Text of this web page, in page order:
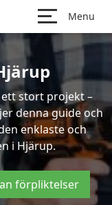
Menu
stort projekt –
denna guide och
enklaste och
i Hjärup.
förpliktelser